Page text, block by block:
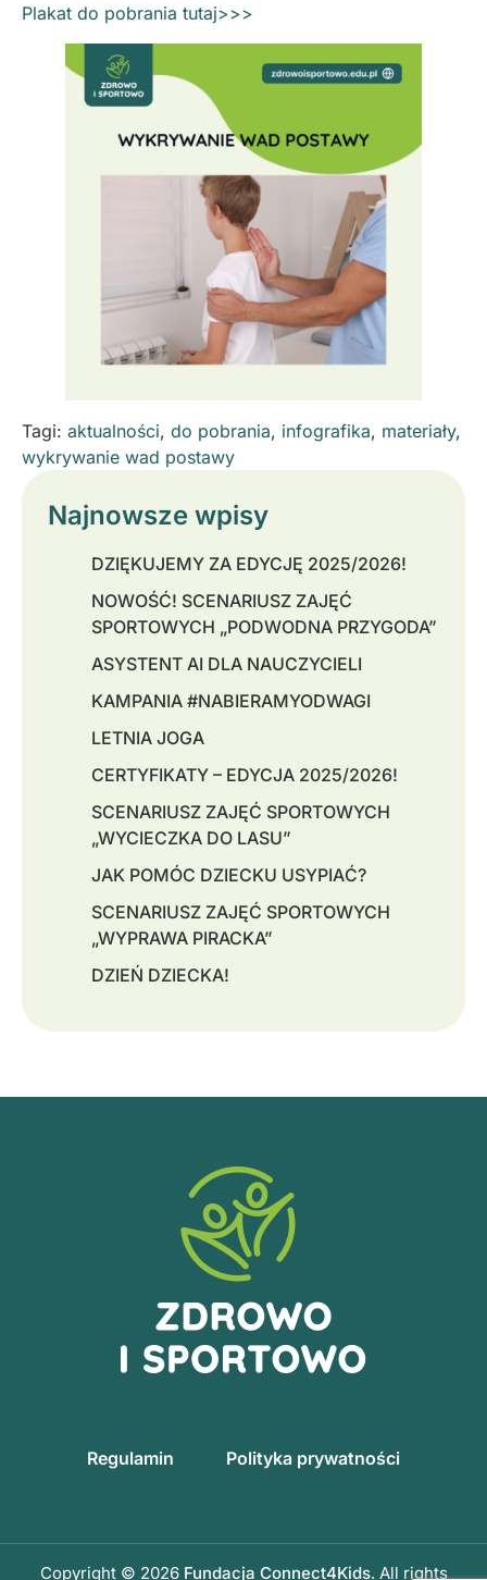
Plakat do pobrania tutaj>>>
Tagi: aktualności, do pobrania, infografika, materiały,
wykrywanie wad postawy
Najnowsze wpisy
DZIĘKUJEMY ZA EDYCJĘ 2025/2026!
NOWOŚĆ! SCENARIUSZ ZAJĘĆ
SPORTOWYCH „PODWODNA PRZYGODA”
ASYSTENT AI DLA NAUCZYCIELI
KAMPANIA #NABIERAMYODWAGI
LETNIA JOGA
CERTYFIKATY – EDYCJA 2025/2026!
SCENARIUSZ ZAJĘĆ SPORTOWYCH
„WYCIECZKA DO LASU”
JAK POMÓC DZIECKU USYPIAĆ?
SCENARIUSZ ZAJĘĆ SPORTOWYCH
„WYPRAWA PIRACKA”
DZIEŃ DZIECKA!
Regulamin Polityka prywatności
Copyright © 2026 Fundacja Connect4Kids. All rights